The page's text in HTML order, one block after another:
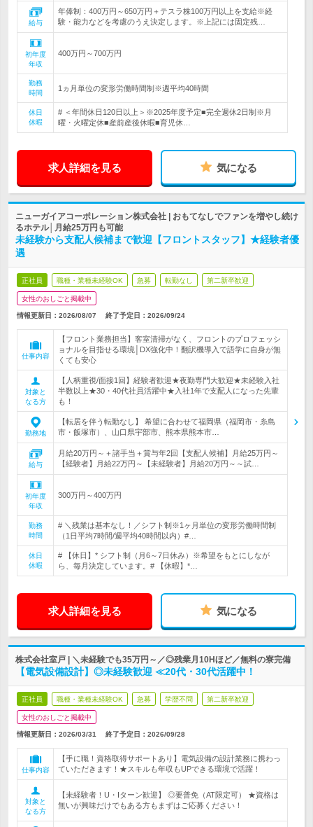
給与
年俸制：400万円～650万円＋テスラ株100万円以上を支給※経
験・能力などを考慮のうえ決定します。※上記には固定残…
初年度
年収
400万円～700万円
勤務
時間
1ヵ月単位の変形労働時間制※週平均40時間
休日
休暇
# ＜年間休日120日以上＞※2025年度予定■完全週休2日制※月
曜・火曜定休■産前産後休暇■育児休…
求人詳細を見る 気になる
ニューガイアコーポレーション株式会社 | おもてなしでファンを増やし続け
るホテル│月給25万円も可能
未経験から支配人候補まで歓迎【フロントスタッフ】★経験者優
遇
正社員 職種・業種未経験OK 急募 転勤なし 第二新卒歓迎
女性のおしごと掲載中
情報更新日：2026/08/07 終了予定日： 2026/09/24
仕事内容
【フロント業務担当】客室清掃がなく、フロントのプロフェッシ
ョナルを目指せる環境│DX強化中！翻訳機導入で語学に自身が無
くても安心
対象と
なる方
【人柄重視/面接1回】経験者歓迎★夜勤専門大歓迎★未経験入社
半数以上★30・40代社員活躍中★入社1年で支配人になった先輩
も！
勤務地
【転居を伴う転勤なし】 希望に合わせて福岡県（福岡市・糸島
市・飯塚市）、山口県宇部市、熊本県熊本市…
給与
月給20万円～＋諸手当＋賞与年2回【支配人候補】月給25万円～
【経験者】月給22万円～【未経験者】月給20万円～～試…
初年度
年収
300万円～400万円
勤務
時間
# ＼残業は基本なし！／シフト制※1ヶ月単位の変形労働時間制
（1日平均7時間/週平均40時間以内）#…
休日
休暇
# 【休日】* シフト制（月6～7日休み）※希望をもとにしなが
ら、毎月決定しています。# 【休暇】*…
求人詳細を見る 気になる
株式会社室戸 | ＼未経験でも35万円～／◎残業月10Hほど／無料の寮完備
【電気設備設計】◎未経験歓迎 ≪20代・30代活躍中！
正社員 職種・業種未経験OK 急募 学歴不問 第二新卒歓迎
女性のおしごと掲載中
情報更新日：2026/03/31 終了予定日： 2026/09/28
仕事内容
【手に職！資格取得サポートあり】電気設備の設計業務に携わっ
ていただきます！★スキルも年収もUPできる環境で活躍！
対象と
なる方
【未経験者！U・Iターン歓迎】 ◎要普免（AT限定可） ★資格は
無いが興味だけでもある方もまずはご応募ください！